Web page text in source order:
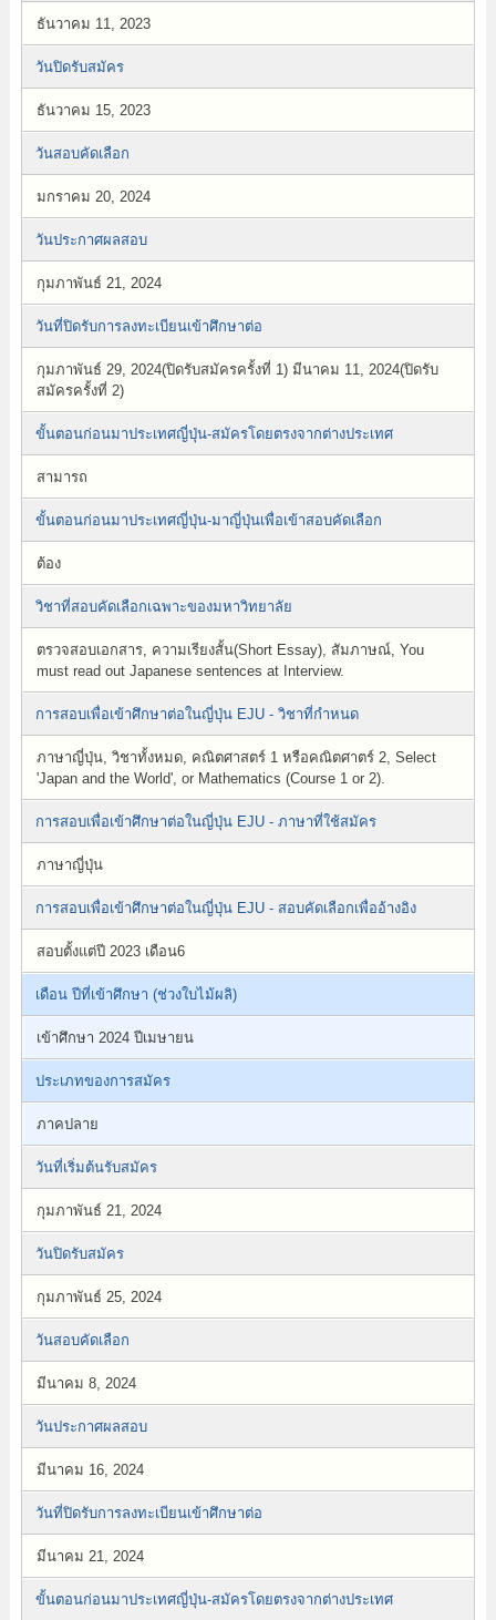
ธันวาคม 11, 2023
วันปิดรับสมัคร
ธันวาคม 15, 2023
วันสอบคัดเลือก
มกราคม 20, 2024
วันประกาศผลสอบ
กุมภาพันธ์ 21, 2024
วันที่ปิดรับการลงทะเบียนเข้าศึกษาต่อ
กุมภาพันธ์ 29, 2024(ปิดรับสมัครครั้งที่ 1) มีนาคม 11, 2024(ปิดรับ
สมัครครั้งที่ 2)
ขั้นตอนก่อนมาประเทศญี่ปุ่น-สมัครโดยตรงจากต่างประเทศ
สามารถ
ขั้นตอนก่อนมาประเทศญี่ปุ่น-มาญี่ปุ่นเพื่อเข้าสอบคัดเลือก
ต้อง
วิชาที่สอบคัดเลือกเฉพาะของมหาวิทยาลัย
ตรวจสอบเอกสาร, ความเรียงสั้น(Short Essay), สัมภาษณ์, You
must read out Japanese sentences at Interview.
การสอบเพื่อเข้าศึกษาต่อในญี่ปุ่น EJU - วิชาที่กำหนด
ภาษาญี่ปุ่น, วิชาทั้งหมด, คณิตศาสตร์ 1 หรือคณิตศาตร์ 2, Select
'Japan and the World', or Mathematics (Course 1 or 2).
การสอบเพื่อเข้าศึกษาต่อในญี่ปุ่น EJU - ภาษาที่ใช้สมัคร
ภาษาญี่ปุ่น
การสอบเพื่อเข้าศึกษาต่อในญี่ปุ่น EJU - สอบคัดเลือกเพื่ออ้างอิง
สอบตั้งแต่ปี 2023 เดือน6
เดือน ปีที่เข้าศึกษา (ช่วงใบไม้ผลิ)
เข้าศึกษา 2024 ปีเมษายน
ประเภทของการสมัคร
ภาคปลาย
วันที่เริ่มต้นรับสมัคร
กุมภาพันธ์ 21, 2024
วันปิดรับสมัคร
กุมภาพันธ์ 25, 2024
วันสอบคัดเลือก
มีนาคม 8, 2024
วันประกาศผลสอบ
มีนาคม 16, 2024
วันที่ปิดรับการลงทะเบียนเข้าศึกษาต่อ
มีนาคม 21, 2024
ขั้นตอนก่อนมาประเทศญี่ปุ่น-สมัครโดยตรงจากต่างประเทศ